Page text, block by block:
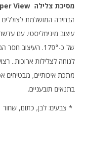
מסיכת צלילה
הבחירה המושלמת
עיצוב מינימליסטי. עם
של כ-170°.
לנוחה לצלילות ארוכות..
מתכת איכותיים, מבטיחים
בתנאים תובעניים.
* צבעים: לבן, כתום, שחור